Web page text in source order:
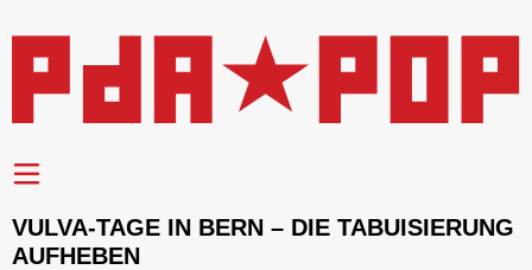
VULVA-TAGE IN BERN – DIE TABUISIERUNG
AUFHEBEN